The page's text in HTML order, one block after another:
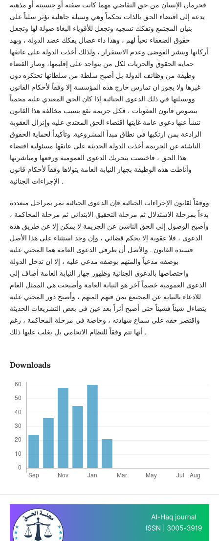
فحرمان الإنسان من حق التقاضي مهما كانت صفته أو جنسيته أو مذهبه
يدعه إلى اقتضاء الحق بالذات تحكماً وهي وسيلة جاهلية تؤثر سلباً على
بنيان المجتمع وتفكك تسجيه وتجعل للأقوياء البغاة صولة لها وتجعل
حقوق الضعفاء نحباً لهم ، وهذا داء عضال يفكك عضد الدولة ، وبهد
أركانها وينشر الفوضى وعدم الاستقرار ، ولذلك أخذت الدولة على عاتقها
حماية الحقوق والحريات لكل من يتواجد على إقليمها، وصار القضاء
وظيفة من وظائف الدولة بل أصبح سلطة من سلطاتها تحتكره دون
غيرها ولا يجوز ان تمارس خارج هذه المؤسسة إلا وفقاً لأحكام القانون
ووسيلتها في ذلك الدعوى الجنائية إذا كان الحق المعندي عليه محمياً
بنصوص قانون العقوبات ، فكل جريمة تقع بسبب مخالفة هذا القانون
تنشأ عنها دعوى عامة غايتها اقتضاء الحق المعتدي عليه وإنزال العقوبة
الرادعة بمن ارتكبها في نطاق مبدأ المشروعية. وتأكيداً لحماية الحقوق
الناشئة عن الجريمة أخذت الدولة الحديثة على عاتقها مسئولية اقتضاء
هذا الحق ، فاختصت بتحريك الدعوى العمومية ورفعها ومباشرتها
وأناطت هذه الوظيفة بجهاز النيابة العامة يتولاها وفقاً لأحكام قانون
الإجراءات الجنائية .
ووفقاً لقانون الإجراءات الجنائية فإن الدعوى الجنائية تمر بمراحل متعددة
بدءاً بمرحلة الاستدلال ثم مرحلة التحقيق الابتدائي ثم مرحلة المحاكمة ،
وأصبح الوصول إلى الحق الناشئ عن الجريمة لا يمكن إلا عن طريق هذه
الدعوى ، فلا عقوبة إلا بحكم قضائي ، وإن وجد استثناء على هذا الأصل
فسنده القانون . والأصل أن طرفي الدعوى العامة هما المجني عليه
بوصفه مدعياً والمتهم بوصفه مدعي عليه ، إلا ان تدخل الدولة
واختصاصها بالدعوى الجنائية وظهور جهاز النيابة العامة أضاف إلى
الدعوى العمومية خصماً آخر هو النيابة العامة وأصبحت هي الممثل العام
للادعاء بالنيابة عن المجتمع بمن فيهم المتهم ، وأصبح دور المجني عليه
يتضاءل شيئاً فشيئاً حتى أصبح أثراً بعد عين في بعض التشريعات الحديثة
واقتصر حقه على سماع شهادته ، وخاصة في مرحلة المحاكمة ، رغم
أنها تتم وفقاً للنظام الاتحامي بل يغلب عليها ذلك .
Downloads